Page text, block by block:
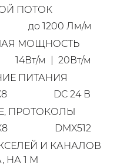
ПОТОК
до 1200 Лм/м
МОЩНОСТЬ
14Вт/м | 20Вт/м
ПИТАНИЯ
DC 24 В
ПРОТОКОЛЫ
DMX512
И КАНАЛОВ
НА 1 М